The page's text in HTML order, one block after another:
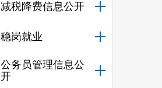
减税降费信息公开
稳岗就业
公务员管理信息公
开